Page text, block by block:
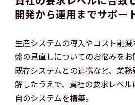
開発から運用までサポー
生産システムの導入やコスト削
盤の見直しについてのお悩みをお
既存システムとの連携など、業
解したうえで、貴社の要求レベ
自のシステムを構築。